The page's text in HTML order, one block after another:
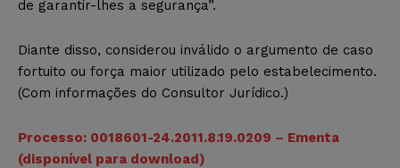
de garantir-lhes a segurança”.
Diante disso, considerou inválido o argumento de caso
fortuito ou força maior utilizado pelo estabelecimento.
(Com informações do Consultor Jurídico.)
Processo: 0018601-24.2011.8.19.0209 – Ementa
(disponível para download)